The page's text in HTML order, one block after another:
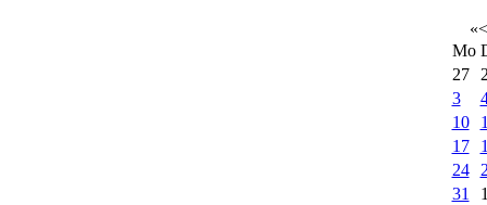
«<
Mo
27
3
10
17
24
31